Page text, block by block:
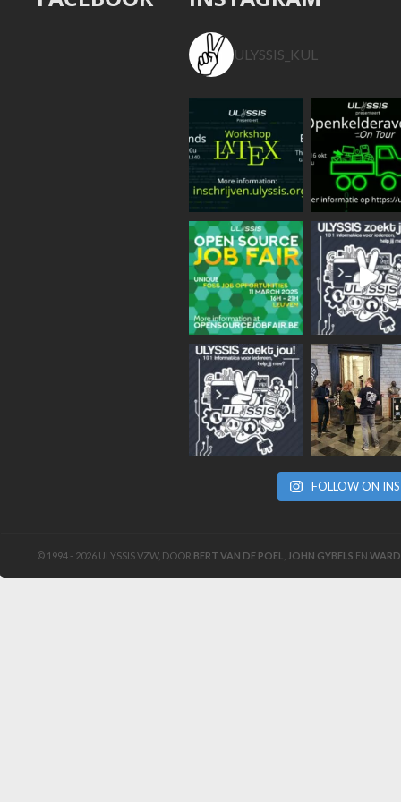
ULYSSIS_KUL
FOLLOW ON
© 1994 - 2026 ULYSSIS VZW, DOOR BERT VAN DE POEL JOHN GYBELS EN